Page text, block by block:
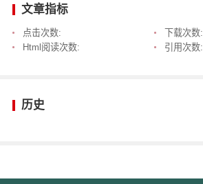
文章指标
点击次数:
下载次数:
Html阅读次数:
引用次数:
历史